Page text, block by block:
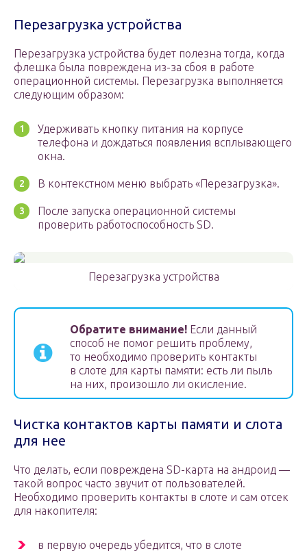
Перезагрузка устройства
Перезагрузка устройства будет полезна тогда, когда
флешка была повреждена из-за сбоя в работе
операционной системы. Перезагрузка выполняется
следующим образом:
Удерживать кнопку питания на корпусе
телефона и дождаться появления всплывающего
окна.
В контекстном меню выбрать «Перезагрузка».
После запуска операционной системы
проверить работоспособность SD.
Перезагрузка устройства
Обратите внимание! Если данный
способ не помог решить проблему,
то необходимо проверить контакты
в слоте для карты памяти: есть ли пыль
на них, произошло ли окисление.
Чистка контактов карты памяти и слота
для нее
Что делать, если повреждена SD-карта на андроид —
такой вопрос часто звучит от пользователей.
Необходимо проверить контакты в слоте и сам отсек
для накопителя:
в первую очередь убедится, что в слоте